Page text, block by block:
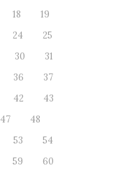
18
19
24
25
30
31
36
37
42
43
47
48
53
54
59
60